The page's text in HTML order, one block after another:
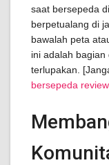
saat bersepeda
berpetualang di
bawalah peta
ini adalah
terlupakan.
bersepeda review